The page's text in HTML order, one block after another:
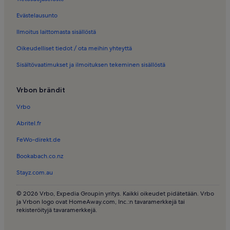
Loma-Asunnot − Porto Novon ranta
Loma-Asunnot − Can Forteza Rey
Aamiaismajoitukset – Punta des Carregadorin ranta
Huvilat – Baleaarit
Evästelausunto
Ilmoitus laittomasta sisällöstä
Oikeudelliset tiedot / ota meihin yhteyttä
Sisältövaatimukset ja ilmoituksen tekeminen sisällöstä
Vrbon brändit
Vrbo
Abritel.fr
FeWo-direkt.de
Bookabach.co.nz
Stayz.com.au
© 2026 Vrbo, Expedia Groupin yritys. Kaikki oikeudet pidätetään. Vrbo
ja Vrbon logo ovat HomeAway.com, Inc.:n tavaramerkkejä tai
rekisteröityjä tavaramerkkejä.